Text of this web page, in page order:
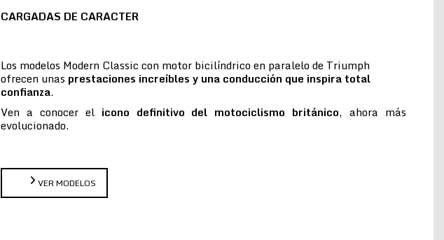
CARGADAS DE CARACTER
Los modelos Modern Classic con motor bicilíndrico en paralelo de Triumph
ofrecen unas prestaciones increíbles y una conducción que inspira total
confianza.
Ven a conocer el icono definitivo del motociclismo británico, ahora más
evolucionado.
VER MODELOS